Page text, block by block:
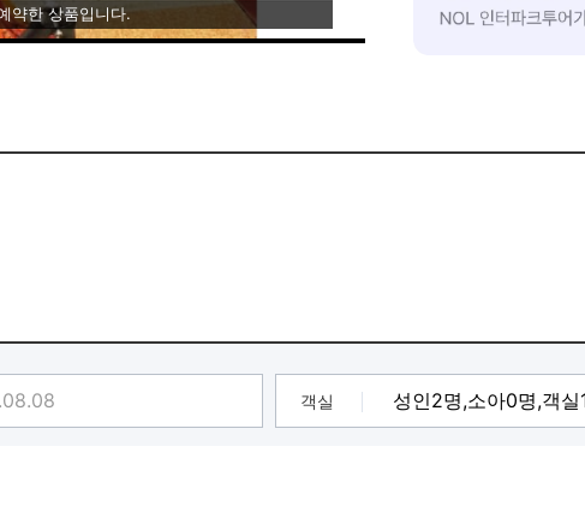
약한 상품입니다.
화의 거리, 십리대밭길
객실